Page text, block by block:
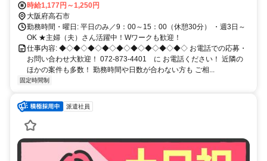
時給1,177円～1,250円
大阪府高石市
勤務時間・曜日: 平日のみ／9：00～15：00（休憩30分） ・週3日～
OK ★主婦（夫）さん活躍中！Wワークも歓迎！
仕事内容: ◆◇◆◇◆◇◆◇◆◇◆◇◆◇◆◇◆◇ お電話での応募・
お問い合わせ大歓迎！ 072-873-4401 に お電話ください！ 近隣の
ほかの案件も多数！ 勤務時間や日数が合わない方も ご相...
固定時間制
派遣社員